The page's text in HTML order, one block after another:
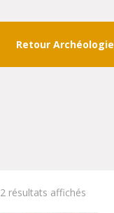
Retour Archéologie
2 résultats affichés